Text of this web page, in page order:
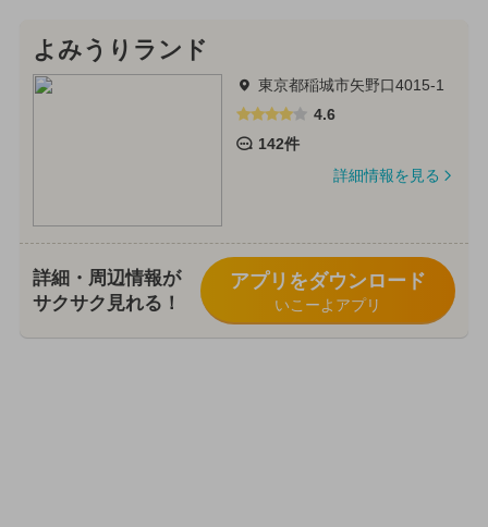
よみうりランド
東京都稲城市矢野口4015-1
4.6
142件
詳細情報を見る
詳細・周辺情報が
サクサク見れる！
アプリをダウンロード
いこーよアプリ